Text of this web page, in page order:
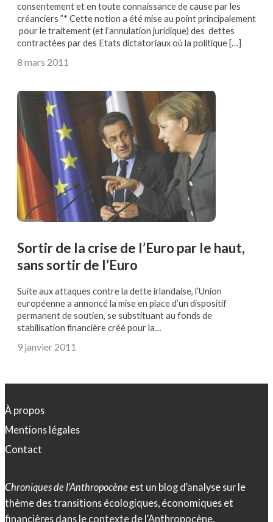
consentement et en toute connaissance de cause par les
créanciers ”* Cette notion a été mise au point principalement
pour le traitement (et l’annulation juridique) des dettes
contractées par des Etats dictatoriaux où la politique […]
8 mars 2011
Sortir de la crise de l’Euro par le haut,
sans sortir de l’Euro
Suite aux attaques contre la dette irlandaise, l’Union
européenne a annoncé la mise en place d’un dispositif
permanent de soutien, se substituant au fonds de
stabilisation financière créé pour la…
9 janvier 2011
À propos
Mentions légales
Contact
Chroniques de l’Anthropocène est un blog d’analyse sur le
thème des transitions écologiques, économiques et
financières dans le contexte de l’Anthropocène.